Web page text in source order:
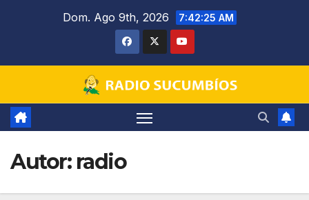
Dom. Ago 9th, 2026 7:42:26 AM
Autor: radio